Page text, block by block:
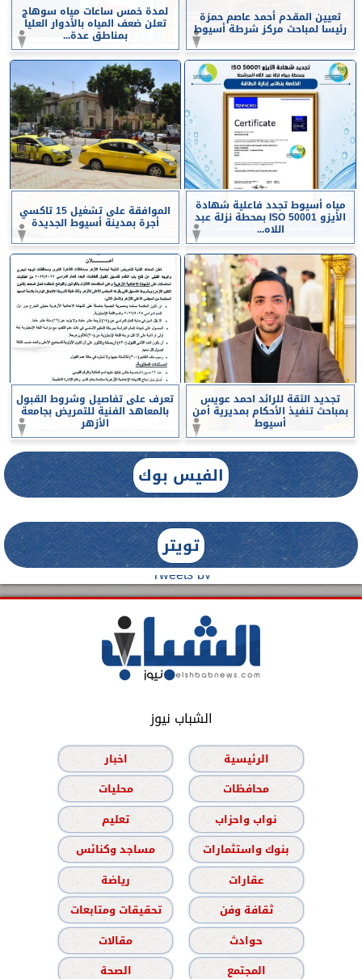
تعيين المقدم أحمد عاصم حمزة
رئيسا لمباحث مركز شرطة أسيوط
لمدة خمس ساعات مياه سوهاج
تعلن ضعف المياه بالأدوار العليا
بمناطق عدة...
مياه أسيوط تجدد فاعلية شهادة
الأيزو ISO 50001 بمحطة نزلة عبد
اللاه...
الموافقة على تشغيل 15 تاكسي
أجرة بمدينة أسيوط الجديدة
تجديد الثقة للرائد احمد عويس
بمباحث تنفيذ الأحكام بمديرية أمن
أسيوط
تعرف على تفاصيل وشروط القبول
بالمعاهد الفنية للتمريض بجامعة
الأزهر
الفيس بوك
تويتر
Tweets by
الشباب نيوز
الرئيسية
اخبار
محافظات
محليات
نواب واحزاب
تعليم
بنوك واستثمارات
مساجد وكنائس
عقارات
رياضة
ثقافة وفن
تحقيقات ومتابعات
حوادث
مقالات
المجتمع
الصحة